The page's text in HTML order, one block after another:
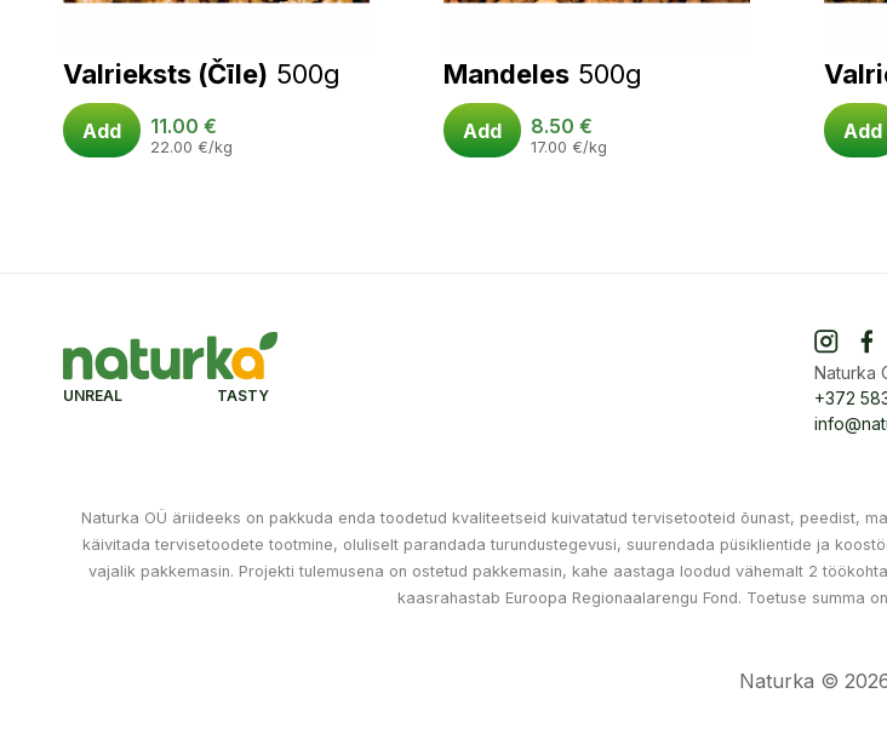
Valrieksts (Čīle) 500g
Add 11.00 €
22.00 €/kg
Mandeles 500g
Add 8.50 €
17.00 €/kg
Add
UNREAL TASTY
Naturka
+372
Naturka OÜ äriideeks on pakkuda enda toodetud kvaliteetseid kuivatatud tervisetooteid õunast, peedist,
käivitada tervisetoodete tootmine, oluliselt parandada turundustegevusi, suurendada püsiklientide ja
vajalik pakkemasin. Projekti tulemusena on ostetud pakkemasin, kahe aastaga loodud vähemalt 2
kaasrahastab Euroopa Regionaalarengu Fond. Toetuse summa
Naturka ©